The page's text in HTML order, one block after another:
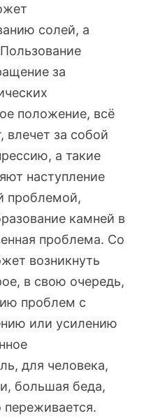
солей, а
за
положение, всё
влечет за собой
а такие
наступление
проблемой,
камней в
проблема. Со
возникнуть
в свою очередь,
проблем с
или усилению
для человека,
большая беда,